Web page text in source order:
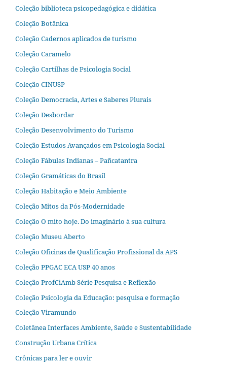
Coleção biblioteca psicopedagógica e didática
Coleção Botânica
Coleção Cadernos aplicados de turismo
Coleção Caramelo
Coleção Cartilhas de Psicologia Social
Coleção CINUSP
Coleção Democracia, Artes e Saberes Plurais
Coleção Desbordar
Coleção Desenvolvimento do Turismo
Coleção Estudos Avançados em Psicologia Social
Coleção Fábulas Indianas – Pañcatantra
Coleção Gramáticas do Brasil
Coleção Habitação e Meio Ambiente
Coleção Mitos da Pós-Modernidade
Coleção O mito hoje. Do imaginário à sua cultura
Coleção Museu Aberto
Coleção Oficinas de Qualificação Profissional da APS
Coleção PPGAC ECA USP 40 anos
Coleção ProfCiAmb Série Pesquisa e Reflexão
Coleção Psicologia da Educação: pesquisa e formação
Coleção Viramundo
Coletânea Interfaces Ambiente, Saúde e Sustentabilidade
Construção Urbana Crítica
Crônicas para ler e ouvir